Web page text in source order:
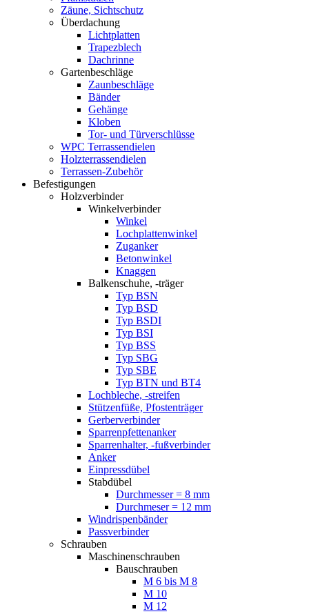
Zäune, Sichtschutz
Überdachung
Lichtplatten
Trapezblech
Dachrinne
Gartenbeschläge
Zaunbeschläge
Bänder
Gehänge
Kloben
Tor- und Türverschlüsse
WPC Terrassendielen
Holzterrassendielen
Terrassen-Zubehör
Befestigungen
Holzverbinder
Winkelverbinder
Winkel
Lochplattenwinkel
Zuganker
Betonwinkel
Knaggen
Balkenschuhe, -träger
Typ BSN
Typ BSD
Typ BSDI
Typ BSI
Typ BSS
Typ SBG
Typ SBE
Typ BTN und BT4
Lochbleche, -streifen
Stützenfüße, Pfostenträger
Gerberverbinder
Sparrenpfettenanker
Sparrenhalter, -fußverbinder
Anker
Einpressdübel
Stabdübel
Durchmesser = 8 mm
Durchmeser = 12 mm
Windrispenbänder
Passverbinder
Schrauben
Maschinenschrauben
Bauschrauben
M 6 bis M 8
M 10
M 12